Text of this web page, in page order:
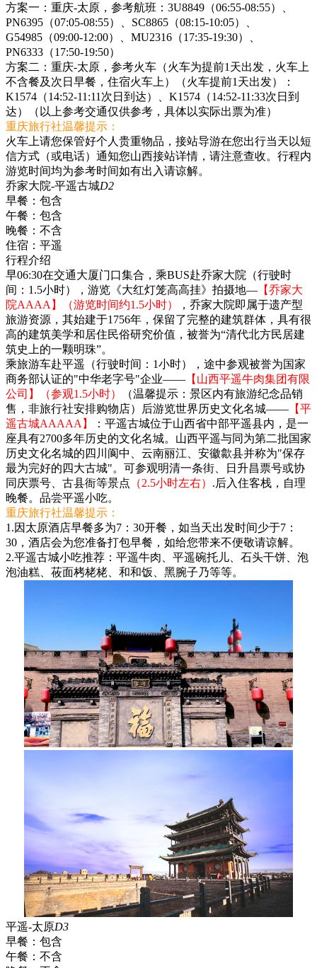
方案一：重庆-太原，参考航班：3U8849（06:55-08:55）、
PN6395（07:05-08:55）、SC8865（08:15-10:05）、
G54985（09:00-12:00）、MU2316（17:35-19:30）、
PN6333（17:50-19:50）
方案二：重庆-太原，参考火车（火车为提前1天出发，火车上
不含餐及次日早餐，住宿火车上）（火车提前1天出发）：
K1574（14:52-11:11次日到达）、K1574（14:52-11:33次日到
达）（以上参考交通仅供参考，具体以实际出票为准）
重庆旅行社温馨提示：
火车上请您保管好个人贵重物品，接站导游在您出行当天以短
信方式（或电话）通知您山西接站详情，请注意查收。行程内
游览时间均为参考时间如有出入请谅解。
乔家大院-平遥古城D2
早餐： 包含
午餐： 包含
晚餐： 不含
住宿： 平遥
行程介绍
早06:30在交通大厦门口集合，乘BUS赴乔家大院（行驶时
间：1.5小时），游览《大红灯笼高高挂》拍摄地— 【乔家大
院AAAA】（游览时间约1.5小时）
，乔家大院即属于遗产型
旅游资源，其始建于1756年，保留了完整的建筑群体，具有很
高的建筑美学和居住民俗研究价值，被誉为“清代北方民居建
筑史上的一颗明珠”。
乘旅游车赴平遥（行驶时间：1小时），途中参观被誉为国家
商务部认证的"中华老字号"企业—— 【山西平遥牛肉集团有限
公司】（参观1.5小时）
（温馨提示：景区内有旅游纪念品销
售，非旅行社安排购物店）后游览世界历史文化名城—— 【平
遥古城AAAAA】
：平遥古城位于山西省中部平遥县内，是一
座具有2700多年历史的文化名城。山西平遥与同为第二批国家
历史文化名城的四川阆中、云南丽江、安徽歙县并称为"保存
最为完好的四大古城"。可参观明清一条街、日升昌票号或协
同庆票号、古县衙等景点 （2.5小时左右） .后入住客栈，自理
晚餐。品尝平遥小吃。
重庆旅行社温馨提示：
1.因太原酒店早餐多为7：30开餐，如当天出发时间少于7：
30，酒店会为您准备打包早餐，如给您带来不便敬请谅解。
2.平遥古城小吃推荐：平遥牛肉、平遥碗托儿、石头干饼、泡
泡油糕、莜面栲栳栳、和和饭、黑腕子乃等等。
平遥-太原D3
早餐： 包含
午餐： 不含